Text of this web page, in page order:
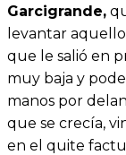
Garcigrande,
levantar
que le salió en
muy baja y
manos por
que se crecía,
en el quite